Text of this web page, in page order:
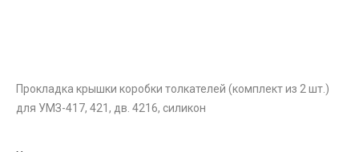
Прокладка крышки коробки толкателей (комплект из 2 шт.)
для УМЗ-417, 421, дв. 4216, силикон